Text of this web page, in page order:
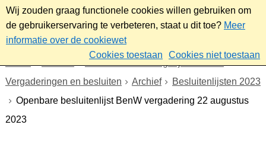
Wij zouden graag functionele cookies willen gebruiken om
de gebruikerservaring te verbeteren, staat u dit toe? Meer
informatie over de cookiewet
Cookies toestaan
Cookies niet toestaan
Gemeenteraad/Dagelijks bestuur
Vergaderingen en besluiten
Archief
Besluitenlijsten 2023
Openbare besluitenlijst BenW vergadering 22 augustus
2023